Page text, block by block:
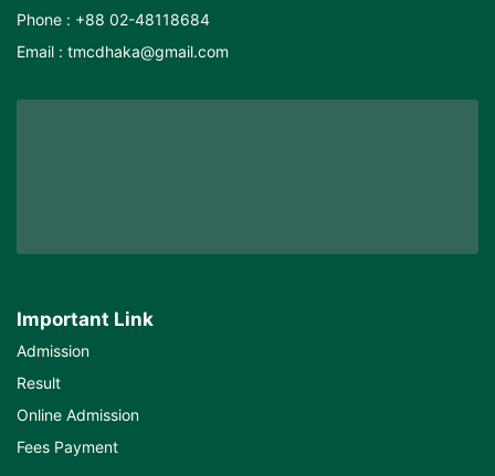
Phone : +88 02-48118684
Email : tmcdhaka@gmail.com
Important Link
Admission
Result
Online Admission
Fees Payment